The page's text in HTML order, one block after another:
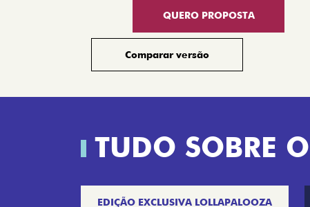
QUERO PROPOSTA
Comparar versão
TUDO SOBRE
EDIÇÃO EXCLUSIVA LOLLAPALOOZA